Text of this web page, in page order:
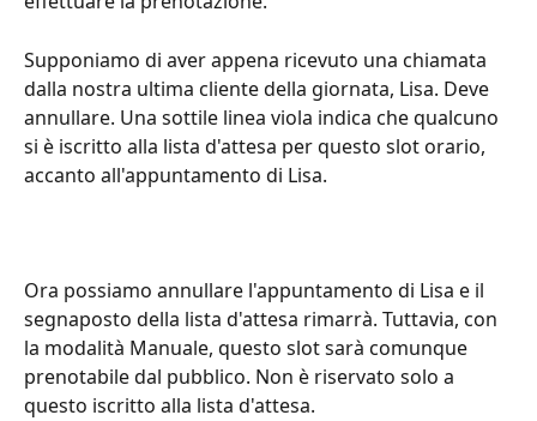
Supponiamo di aver appena ricevuto una chiamata
dalla nostra ultima cliente della giornata, Lisa. Deve
annullare. Una sottile linea viola indica che qualcuno
si è iscritto alla lista d'attesa per questo slot orario,
accanto all'appuntamento di Lisa.
Ora possiamo annullare l'appuntamento di Lisa e il
segnaposto della lista d'attesa rimarrà. Tuttavia, con
la modalità Manuale, questo slot sarà comunque
prenotabile dal pubblico. Non è riservato solo a
questo iscritto alla lista d'attesa.